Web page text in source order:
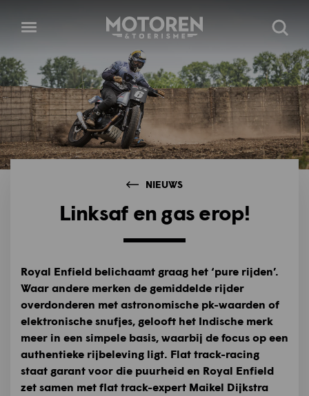
Open
Homepage Zoeken
NIEUWS
Linksaf en gas erop!
Royal Enfield belichaamt graag het ‘pure rijden’.
Waar andere merken de gemiddelde rijder
overdonderen met astronomische pk-waarden of
elektronische snufjes, gelooft het Indische merk
meer in een simpele basis, waarbij de focus op een
authentieke rijbeleving ligt. Flat track-racing
staat garant voor die puurheid en Royal Enfield
zet samen met flat track-expert Maikel Dijkstra